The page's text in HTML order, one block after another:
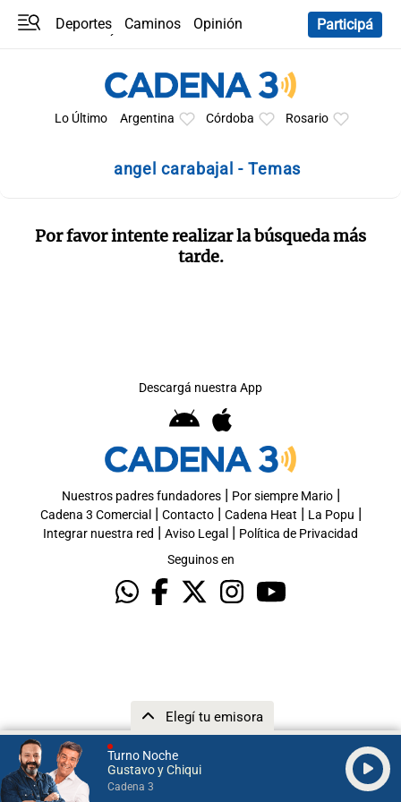
Turno Noche
Gustavo y Chiqui
Cadena 3
Elegí tu emisora
Deportes Caminos
Opinión
Participá
Lo Último Argentina Córdoba Rosario
angel carabajal - Temas
Por favor intente realizar la búsqueda más
tarde.
Descargá nuestra App
Nuestros padres fundadores| Por siempre Mario|
Cadena 3 Comercial | Contacto| Cadena Heat | La Popu |
Integrar nuestra red | Aviso Legal | Política de Privacidad
Seguinos en